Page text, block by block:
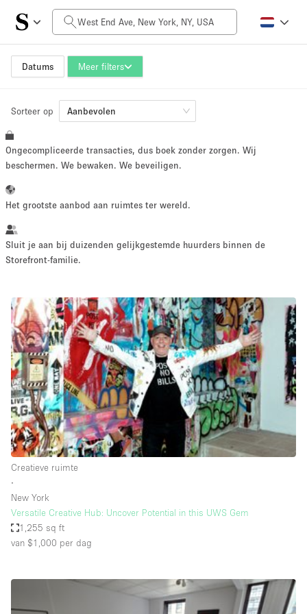
Datums Meer filters
Prijs per dag
$0
Grootte ruimte
100 sq ft 5000+ sq ft
~ 13 mensen
Een
fotoshoot
maken
Conferentie Vergadering Kantoor
Winkel
delen
Type ruimte
Advertentieruimte
Atelier / Werkplaats
Boetiek / Winkel
Conferentieruimte
Container
Sorteer op Aanbevolen
Ongecompliceerde transacties, dus boek zonder zorgen. Wij
beschermen. We bewaken. We beveiligen.
Het grootste aanbod aan ruimtes ter wereld.
Sluit je aan bij duizenden gelijkgestemde huurders binnen de
Storefront-familie.
Creatieve ruimte
∙
New York
Versatile Creative Hub: Uncover Potential in this UWS Gem
1,255 sq ft
van $1,000 per dag